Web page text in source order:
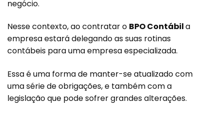
negócio.
Nesse contexto, ao contratar o BPO Contábila
empresa estará delegando as suas rotinas
contábeis para uma empresa especializada.
Essa é uma forma de manter-se atualizado com
uma série de obrigações, e também com a
legislação que pode sofrer grandes alterações.